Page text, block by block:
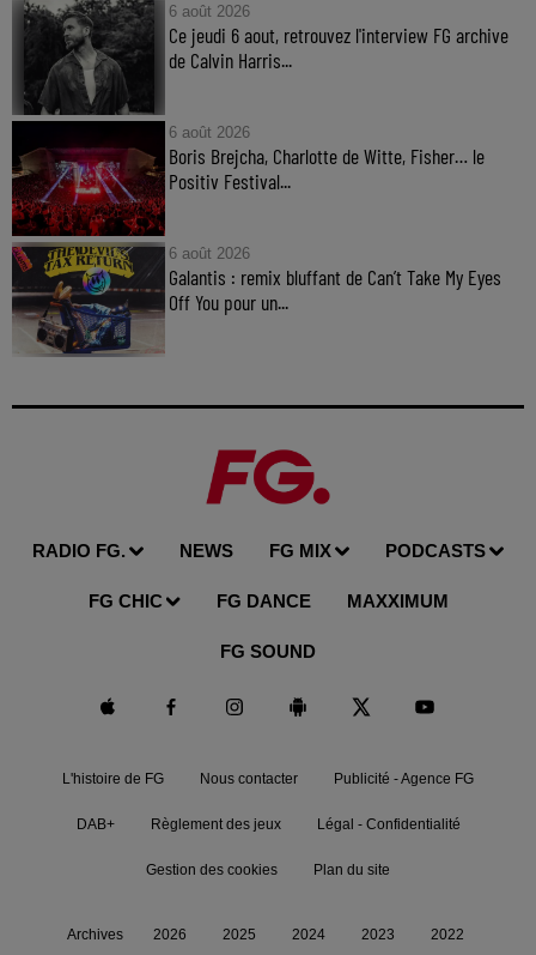
6 août 2026
Ce jeudi 6 aout, retrouvez l'interview FG archive
de Calvin Harris...
6 août 2026
Boris Brejcha, Charlotte de Witte, Fisher… le
Positiv Festival...
6 août 2026
Galantis : remix bluffant de Can’t Take My Eyes
Off You pour un...
RADIO FG. NEWS FG MIX PODCASTS
FG CHIC FG DANCE MAXXIMUM
FG SOUND
L'histoire de FG Nous contacter Publicité - Agence FG
DAB+ Règlement des jeux Légal - Confidentialité
Gestion des cookies Plan du site
Archives 2026 2025 2024 2023 2022